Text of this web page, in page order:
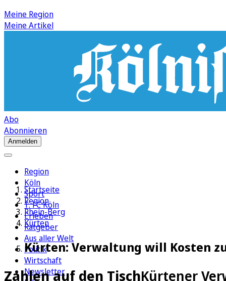
Meine Region
Meine Artikel
Abo
Abonnieren
Anmelden
Region
Köln
Sport
1. FC Köln
Erleben
Ratgeber
Aus aller Welt
Politik
Wirtschaft
Newsletter
Startseite
Region
Rhein-Berg
Kürten
Kürten: Verwaltung will Kosten
Zahlen auf den TischKürtener